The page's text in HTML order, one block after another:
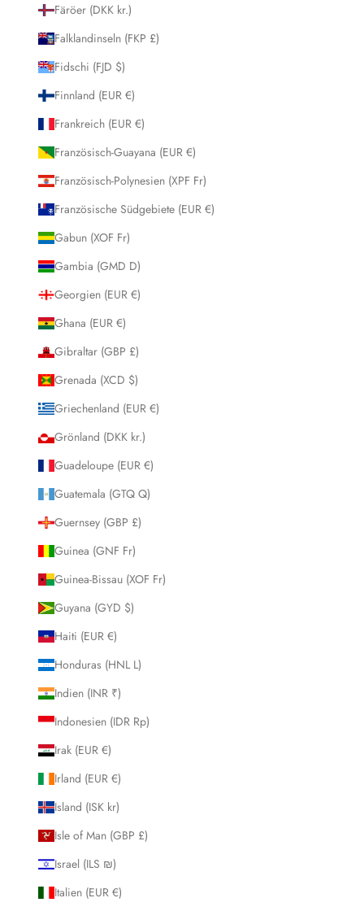
Färöer (DKK kr.)
Falklandinseln (FKP £)
Fidschi (FJD $)
Finnland (EUR €)
Frankreich (EUR €)
Französisch-Guayana (EUR €)
Französisch-Polynesien (XPF Fr)
Französische Südgebiete (EUR €)
Gabun (XOF Fr)
Gambia (GMD D)
Georgien (EUR €)
Ghana (EUR €)
Gibraltar (GBP £)
Grenada (XCD $)
Griechenland (EUR €)
Grönland (DKK kr.)
Guadeloupe (EUR €)
Guatemala (GTQ Q)
Guernsey (GBP £)
Guinea (GNF Fr)
Guinea-Bissau (XOF Fr)
Guyana (GYD $)
Haiti (EUR €)
Honduras (HNL L)
Indien (INR ₹)
Indonesien (IDR Rp)
Irak (EUR €)
Irland (EUR €)
Island (ISK kr)
Isle of Man (GBP £)
Israel (ILS ₪)
Italien (EUR €)